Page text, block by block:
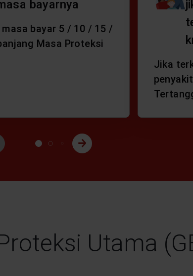
bayarnya
masa bayar 5 / 10 / 15 /
Masa Proteksi
Jika
Utama